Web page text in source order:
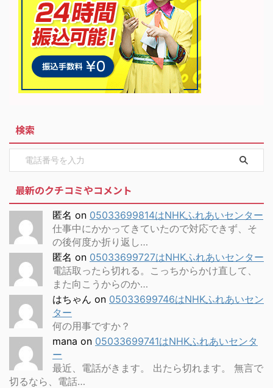
検索
最新のクチコミやコメント
匿名 on 05033699814はNHKふれあいセンター
仕事中にかかってきていたので対応できず、そ
の後何度か折り返し…
匿名 on 05033699727はNHKふれあいセンター
電話取ったら切れる。こっちからかけ直して、
また向こうからのか…
はちゃん on 05033699746はNHKふれあいセン
ター
何の用事ですか？
mana on 05033699741はNHKふれあいセンタ
ー
最近、電話がきます。 出たら切れます。 無言で
切るなら、電話…